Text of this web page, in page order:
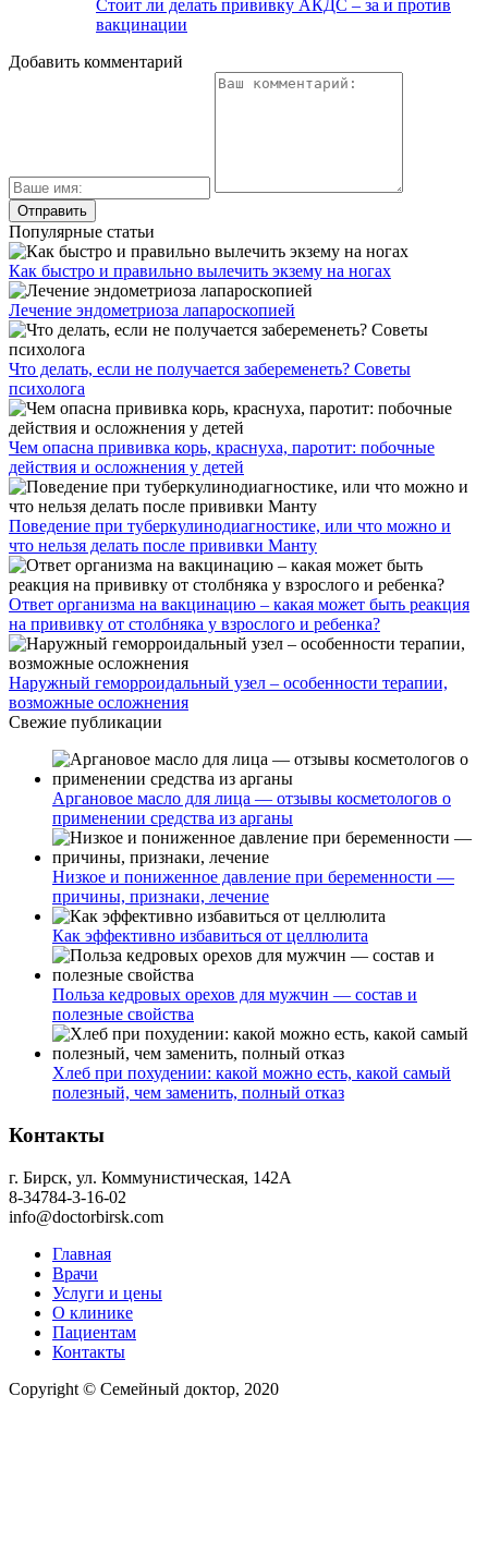
Стоит ли делать прививку АКДС – за и против
вакцинации
Добавить комментарий
Популярные статьи
Как быстро и правильно вылечить экзему на ногах
Лечение эндометриоза лапароскопией
Что делать, если не получается забеременеть? Советы
психолога
Чем опасна прививка корь, краснуха, паротит: побочные
действия и осложнения у детей
Поведение при туберкулинодиагностике, или что можно и
что нельзя делать после прививки Манту
Ответ организма на вакцинацию – какая может быть реакция
на прививку от столбняка у взрослого и ребенка?
Наружный геморроидальный узел – особенности терапии,
возможные осложнения
Свежие публикации
Аргановое масло для лица — отзывы косметологов о
применении средства из арганы
Низкое и пониженное давление при беременности —
причины, признаки, лечение
Как эффективно избавиться от целлюлита
Польза кедровых орехов для мужчин — состав и
полезные свойства
Хлеб при похудении: какой можно есть, какой самый
полезный, чем заменить, полный отказ
Контакты
г. Бирск, ул. Коммунистическая, 142А
8-34784-3-16-02
info@doctorbirsk.com
Главная
Врачи
Услуги и цены
О клинике
Пациентам
Контакты
Copyright © Семейный доктор, 2020